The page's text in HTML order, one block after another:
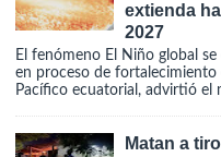
extienda
2027
El fenómeno El Niño global
en proceso de fortalecimiento
Pacífico ecuatorial, advirtió el
Matan a